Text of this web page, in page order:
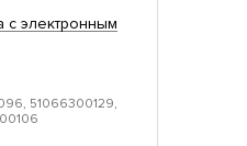
с электронным
51066300129,